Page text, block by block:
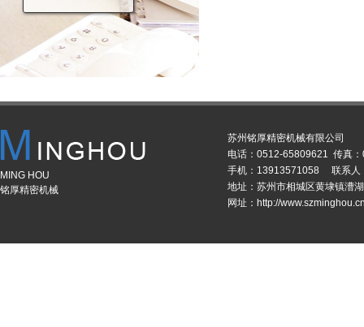
MING HOU
铭厚精密机械
苏州铭厚精密机械有限公司
电话：0512-65809621 传真
手机：13913571058 联系人
地址：苏州市相城区黄埭镇漕
网址：http://